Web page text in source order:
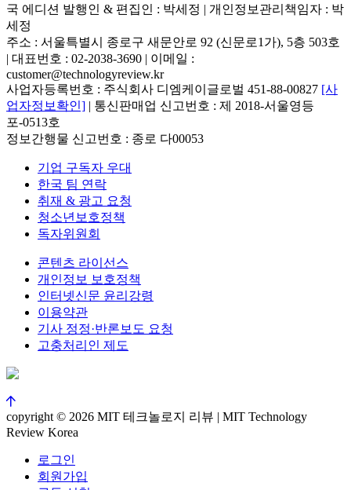
국 에디션 발행인 & 편집인 : 박세정 | 개인정보관리책임자 : 박
세정
주소 : 서울특별시 종로구 새문안로 92 (신문로1가), 5층 503호
| 대표번호 : 02-2038-3690 | 이메일 :
customer@technologyreview.kr
사업자등록번호 : 주식회사 디엠케이글로벌 451-88-00827 [사
업자정보확인] | 통신판매업 신고번호 : 제 2018-서울영등
포-0513호
정보간행물 신고번호 : 종로 다00053
기업 구독자 우대
한국 팀 연락
취재 & 광고 요청
청소년보호정책
독자위원회
콘텐츠 라이선스
개인정보 보호정책
인터넷신문 윤리강령
이용약관
기사 정정·반론보도 요청
고충처리인 제도
copyright © 2026 MIT 테크놀로지 리뷰 | MIT Technology
Review Korea
로그인
회원가입